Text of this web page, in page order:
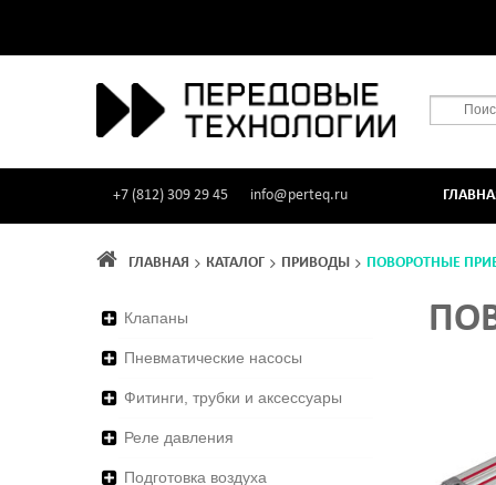
+7 (812) 309 29 45 info@perteq.ru
ГЛАВНАЯ КАТАЛОГ ПРИВОДЫ ПОВОРОТНЫЕ
Клапаны
Пневматические насосы
Фитинги, трубки и аксессуары
Реле давления
Подготовка воздуха